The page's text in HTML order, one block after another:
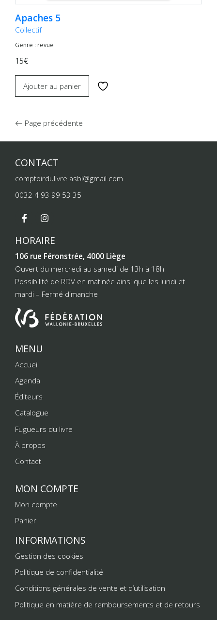
Apaches 5
Collectif
Genre : revue
15€
Ajouter au panier
Page précédente
CONTACT
comptoirdulivre.asbl@gmail.com
0032 4 93 99 53 35
HORAIRE
106 rue Féronstrée, 4000 Liège
Ouvert du mercredi au samedi de 13h à 18h
Possibilité de RDV en matinée ainsi que les lundi et
mardi – Fermé dimanche
MENU
Accueil
Agenda
Éditeurs
Catalogue
Fugueurs du livre
À propos
Contact
MON COMPTE
Mon compte
Panier
INFORMATIONS
Gestion des cookies
Politique de confidentialité
Conditions générales de vente et d’utilisation
Politique en matière de remboursements et de retours